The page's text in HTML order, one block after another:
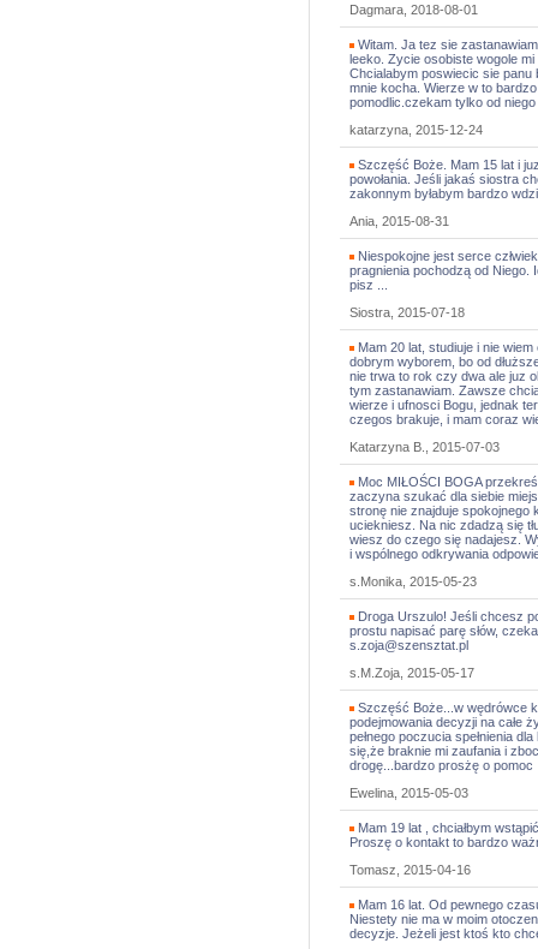
Dagmara, 2018-08-01
Witam. Ja tez sie
leeko. Zycie osobiste wogole
Chcialabym poswiecic sie panu
mnie kocha. Wierze w to
pomodlic.czekam tylko od
katarzyna, 2015-12-24
Szczęść Boże. Mam 15 lat i
powołania. Jeśli jakaś siostra
zakonnym byłabym bardzo
Ania, 2015-08-31
Niespokojne jest serce
pragnienia pochodzą od Niego.
pisz ...
Siostra, 2015-07-18
Mam 20 lat, studiuje i nie
dobrym wyborem, bo od
nie trwa to rok czy dwa ale juz
tym zastanawiam. Zawsze
wierze i ufnosci Bogu, jednak
czegos brakuje, i mam coraz
Katarzyna B., 2015-07-03
Moc MIŁOŚCI BOGA
zaczyna szukać dla siebie
stronę nie znajduje spokojnego
uciekniesz. Na nic zdadzą się
wiesz do czego się nadajesz.
i wspólnego odkrywania
s.Monika, 2015-05-23
Droga Urszulo! Jeśli chcesz
prostu napisać parę słów,
s.zoja@szensztat.pl
s.M.Zoja, 2015-05-17
Szczęść Boże...w wędrówce
podejmowania decyzji na całe
pełnego poczucia spełnienia
się,że braknie mi zaufania i
drogę...bardzo prosżę o pomoc
Ewelina, 2015-05-03
Mam 19 lat , chciałbym
Proszę o kontakt to bardzo
Tomasz, 2015-04-16
Mam 16 lat. Od pewnego
Niestety nie ma w moim
decyzje. Jeżeli jest ktoś kto